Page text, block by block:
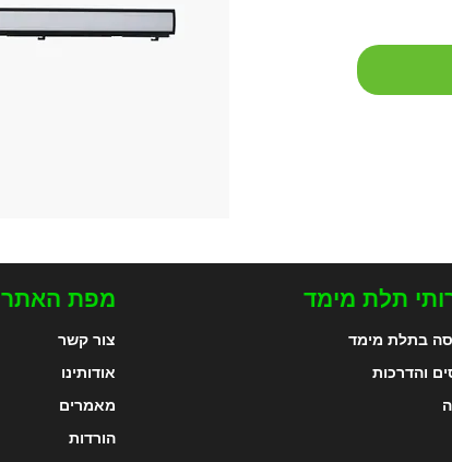
מפת האתר
צור קשר
אודותינו
מאמרים
הורדות
תלת מימד
בתלת מימד
והדרכות